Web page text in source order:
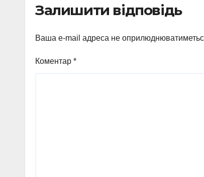
Залишити відповідь
Ваша e-mail адреса не
Коментар *